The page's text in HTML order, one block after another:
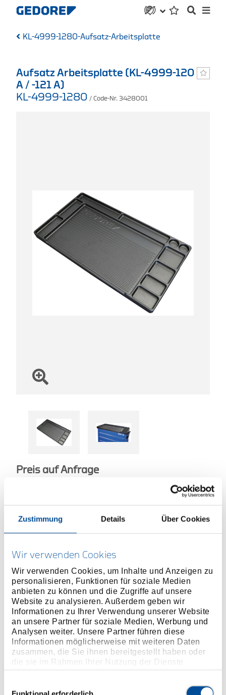
Zustimmung Details Über Cookies
Wir verwenden Cookies
Wir verwenden Cookies, um Inhalte und Anzeigen zu
personalisieren, Funktionen für soziale Medien
anbieten zu können und die Zugriffe auf unsere
Website zu analysieren. Außerdem geben wir
Informationen zu Ihrer Verwendung unserer Website
an unsere Partner für soziale Medien, Werbung und
Analysen weiter. Unsere Partner führen diese
Informationen möglicherweise mit weiteren Daten
zusammen, die Sie ihnen bereitgestellt haben oder
die sie im Rahmen Ihrer Nutzung der Dienste
gesammelt haben. Unsere vollständige
KL-4999-1280-Aufsatz-Arbeitsplatte
Aufsatz Arbeitsplatte (KL-4999-120
A / -121 A)
KL-4999-1280 / Code-Nr. 3428001
Preis auf Anfrage
ONLINE KAUFEN
Produktlinie EAN4046459184294
Produktbeschreibung
Extrem robuste Aufsatz-Arbeitsplatte aus
schlagzähem und ölresistenten ABS-Hartkunststoff.
Zum einfachen Aufsetzen auf die bereits
vorhandene Holzarbeitsplatte.
2x Dosenablagen und 8x Ablagefächer für die
geordnete Aufbewahrung diverser Kleinteile.